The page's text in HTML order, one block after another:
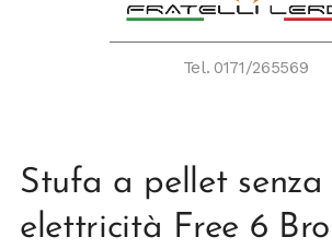
Tel. 0171/265569
Stufa a pellet senza
elettricità Free 6